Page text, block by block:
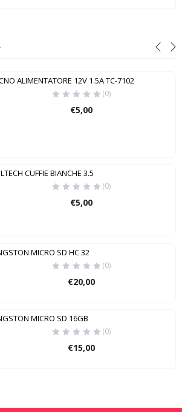
ALIMENTATORE 12V 1.5A TC-7102
(0)
€5,00
CUFFIE BIANCHE 3.5
(0)
€5,00
MICRO SD HC 32
(0)
€20,00
MICRO SD 16GB
(0)
€15,00